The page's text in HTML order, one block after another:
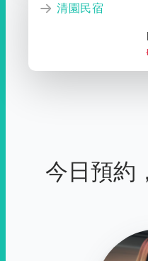
清園民宿
今日預約